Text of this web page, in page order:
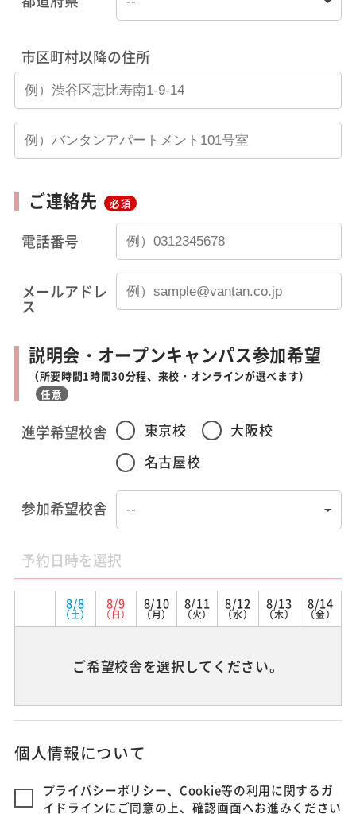
市区町村以降の住所
ご連絡先 必須
電話番号
メールアドレ
ス
説明会・オープンキャンパス参加希望
（所要時間1時間30分程、来校・オンラインが選べます）
任意
進学希望校舎 東京校
大阪校
名古屋校
参加希望校舎
予約日時を選択
8/8
（土）
8/9
（日）
8/10
（月）
8/11
（火）
8/12
（水）
8/13
（木）
8/14
（金）
ご希望校舎を選択してください。
個人情報について
プライバシーポリシー、Cookie等の利用に関するガ
イドラインにご同意の上、確認画面へお進みください